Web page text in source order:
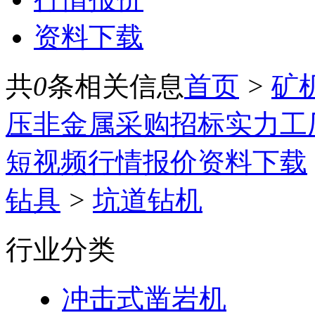
资料下载
共0条相关信息首页 > 矿
压非金属采购招标实力工
短视频行情报价资料下载
钻具 > 坑道钻机
行业分类
冲击式凿岩机